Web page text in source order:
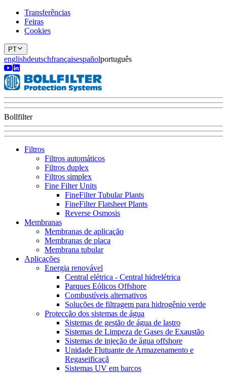
Transferências
Feiras
Cookies
PT
englishdeutschfrançaisespañolportuguês
Bollfilter
Filtros
Filtros automáticos
Filtros duplex
Filtros simplex
Fine Filter Units
FineFilter Tubular Plants
FineFilter Flatsheet Plants
Reverse Osmosis
Membranas
Membranas de aplicação
Membranas de placa
Membrana tubular
Aplicações
Energia renovável
Central elétrica - Central hidrelétrica
Parques Eólicos Offshore
Combustíveis alternativos
Soluções de filtragem para hidrogênio verde
Protecção dos sistemas de água
Sistemas de gestão de água de lastro
Sistemas de Limpeza de Gases de Exaustão
Sistemas de injeção de água offshore
Unidade Flutuante de Armazenamento e
Regaseificaçã
Sistemas UV em barcos